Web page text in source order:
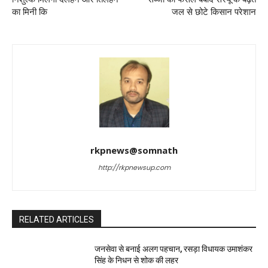
का मिनी कि
जल से छोटे किसान परेशान
rkpnews@somnath
http://rkpnewsup.com
RELATED ARTICLES
जनसेवा से बनाई अलग पहचान, रसड़ा विधायक उमाशंकर
सिंह के निधन से शोक की लहर